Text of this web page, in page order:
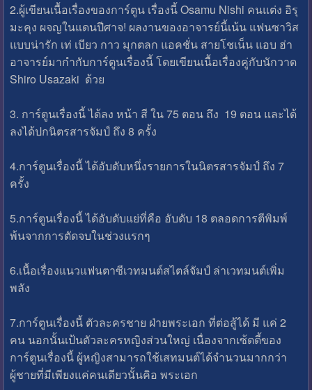
2.ผู้เขียนเนื้อเรื่องของการ์ตูน เรื่องนี้ Osamu Nishi คนแต่ง อิรุ
มะคุง ผจญในแดนปีศาจ! ผลงานของอาจารย์นี้เน้น แฟนซาวิส
แบบน่ารัก เท่ เบียว กาว มุกตลก แอคชั่น สายโชเน็น แอบ ฮ่า
อาจารย์มากำกับการ์ตูนเรื่องนี้ โดยเขียนเนื้อเรื่องคู่กับนักวาด
Shiro Usazaki ด้วย
3. การ์ตูนเรื่องนี้ ได้ลง หน้า สี ใน 75 ตอน ถึง 19 ตอน และได้
ลงได้ปกนิตรสารจัมป์ ถึง 8 ครั้ง
4.การ์ตูนเรื่องนี้ ได้อับดับหนึ่งรายการในนิตรสารจัมป์ ถึง 7
ครั้ง
5.การ์ตูนเรื่องนี้ ได้อับดับแย่ที่คือ อับดับ 18 ตลอดการตีพิมพ์
พ้นจากการตัดจบในช่วงแรกๆ
6.เนื้อเรื่องแนวแฟนตาซีเวทมนต์สไตล์จัมป์ ล่าเวทมนต์เพิ่ม
พลัง
7.การ์ตูนเรื่องนี้ ตัวละครชาย ฝ่ายพระเอก ที่ต่อสู้ได้ มี แค่ 2
คน นอกนั้นเป้นตัวละครหญิงส่วนใหญ่ เนื่องจากเซ้ตตี้ของ
การ์ตูนเรื่องนี้ ผู้หญิงสามารถใช้เสทมนต์ได้จำนวนมากกว่า
ผู้ชายที่มีเพียงแค่คนเดียวนั้นคิอ พระเอก